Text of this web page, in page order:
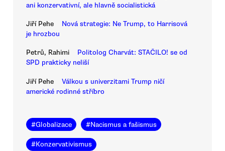
ani konzervativní, ale hlavně socialistická
Jiří Pehe
Nová strategie: Ne Trump, to Harrisová
je hrozbou
Petrů, Rahimi
Politolog Charvát: STAČILO! se od
SPD prakticky neliší
Jiří Pehe
Válkou s univerzitami Trump ničí
americké rodinné stříbro
#Globalizace #Nacismus a fašismus
#Konzervativismus